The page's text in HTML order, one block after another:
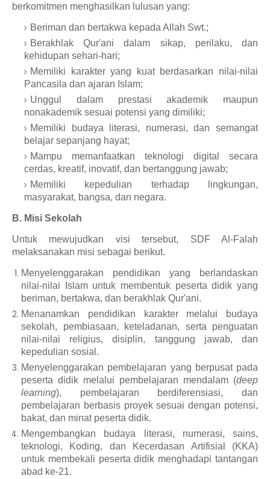
berkomitmen menghasilkan lulusan yang:
Beriman dan bertakwa kepada Allah Swt.;
Berakhlak Qur'ani dalam sikap, perilaku, dan
kehidupan sehari-hari;
Memiliki karakter yang kuat berdasarkan nilai-nilai
Pancasila dan ajaran Islam;
Unggul dalam prestasi akademik maupun
nonakademik sesuai potensi yang dimiliki;
Memiliki budaya literasi, numerasi, dan semangat
belajar sepanjang hayat;
Mampu memanfaatkan teknologi digital secara
cerdas, kreatif, inovatif, dan bertanggung jawab;
Memiliki kepedulian terhadap lingkungan,
masyarakat, bangsa, dan negara.
B. Misi Sekolah
Untuk mewujudkan visi tersebut, SDF Al-Falah
melaksanakan misi sebagai berikut.
Menyelenggarakan pendidikan yang berlandaskan
nilai-nilai Islam untuk membentuk peserta didik yang
beriman, bertakwa, dan berakhlak Qur'ani.
Menanamkan pendidikan karakter melalui budaya
sekolah, pembiasaan, keteladanan, serta penguatan
nilai-nilai religius, disiplin, tanggung jawab, dan
kepedulian sosial.
Menyelenggarakan pembelajaran yang berpusat pada
peserta didik melalui pembelajaran mendalam (deep
learning), pembelajaran berdiferensiasi, dan
pembelajaran berbasis proyek sesuai dengan potensi,
bakat, dan minat peserta didik.
Mengembangkan budaya literasi, numerasi, sains,
teknologi, Koding, dan Kecerdasan Artifisial (KKA)
untuk membekali peserta didik menghadapi tantangan
abad ke-21.